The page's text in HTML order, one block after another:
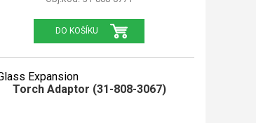
DO KOŠÍKU
Expansion
Torch Adaptor (31-808-3067)